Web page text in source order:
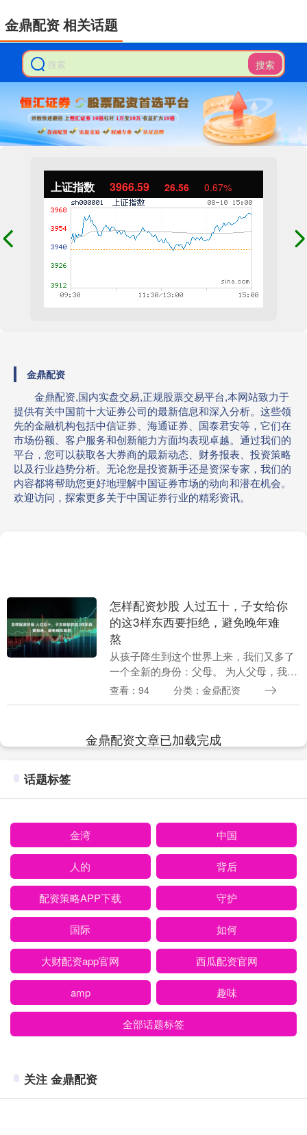
搜索
上证指数 3966.59 26.56 0.67%
金鼎配资
金鼎配资,国内实盘交易,正规股票交易平台,本网站致力于
提供有关中国前十大证券公司的最新信息和深入分析。这些领
先的金融机构包括中信证券、海通证券、国泰君安等，它们在
市场份额、客户服务和创新能力方面均表现卓越。通过我们的
平台，您可以获取各大券商的最新动态、财务报表、投资策略
以及行业趋势分析。无论您是投资新手还是资深专家，我们的
内容都将帮助您更好地理解中国证券市场的动向和潜在机会。
欢迎访问，探索更多关于中国证券行业的精彩资讯。
金鼎配资 相关话题
怎样配资炒股 人过五十，子女给你
的这3样东西要拒绝，避免晚年难
熬
从孩子降生到这个世界上来，我们又多了
一个全新的身份：父母。 为人父母，我们
的责任不只是将孩子抚养成人，而是要让
查看：94 分类：金鼎配资
金鼎配资文章已加载完成
话题标签
金湾 中国
人的 背后
配资策略APP下载 守护
国际 如何
大财配资app官网 西瓜配资官网
amp 趣味
全部话题标签
关注 金鼎配资